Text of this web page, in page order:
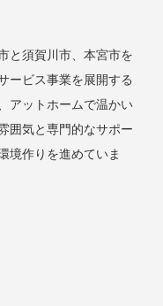
と須賀川市、本宮市を
ービス事業を展開する
アットホームで温かい
囲気と専門的なサポー
境作りを進めていま